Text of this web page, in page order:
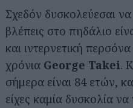
Σχεδόν δυσκολεύεσαι
βλέπεις στο πηδάλιο
και ιντερνετική
χρόνια George Takei.
σήμερα είναι 84 ετών,
είχες καμία δυσκολία